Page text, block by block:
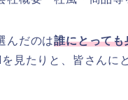
んだのは誰にとっても
見たりと、皆さんに